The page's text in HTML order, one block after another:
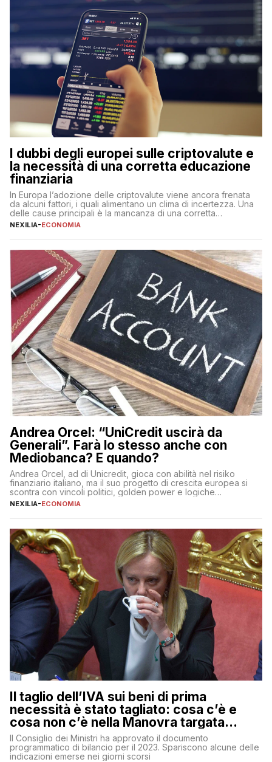
I dubbi degli europei sulle criptovalute e
la necessità di una corretta educazione
finanziaria
In Europa l’adozione delle criptovalute viene ancora frenata
da alcuni fattori, i quali alimentano un clima di incertezza. Una
delle cause principali è la mancanza di una corretta
educazione finanziaria, che impedisce ad una larga parte della
sulle criptovalute: […]
NEXILIA-ECONOMIA
Andrea Orcel: “UniCredit uscirà da
Generali”. Farà lo stesso anche con
Mediobanca? E quando?
Andrea Orcel, ad di Unicredit, gioca con abilità nel risiko
finanziario italiano, ma il suo progetto di crescita europea si
scontra con vincoli politici, golden power e logiche
protezionistiche. Orcel e la mossa su Generali Andrea Orcel,
NEXILIA-ECONOMIA
Il taglio dell’IVA sui beni di prima
necessità è stato tagliato: cosa c’è e
cosa non c’è nella Manovra targata
Meloni
Il Consiglio dei Ministri ha approvato il documento
programmatico di bilancio per il 2023. Spariscono alcune delle
indicazioni emerse nei giorni scorsi